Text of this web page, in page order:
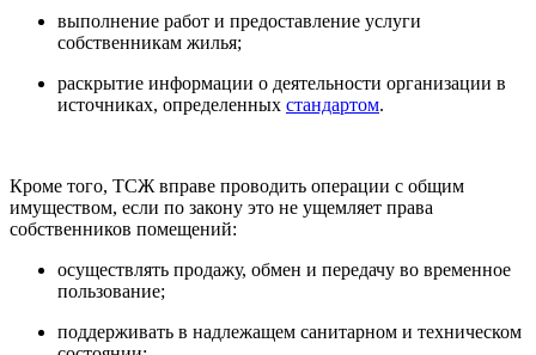
выполнение работ и предоставление услуги
собственникам жилья;
раскрытие информации о деятельности организации в
источниках, определенных стандартом.
Кроме того, ТСЖ вправе проводить операции с общим
имуществом, если по закону это не ущемляет права
собственников помещений:
осуществлять продажу, обмен и передачу во временное
пользование;
поддерживать в надлежащем санитарном и техническом